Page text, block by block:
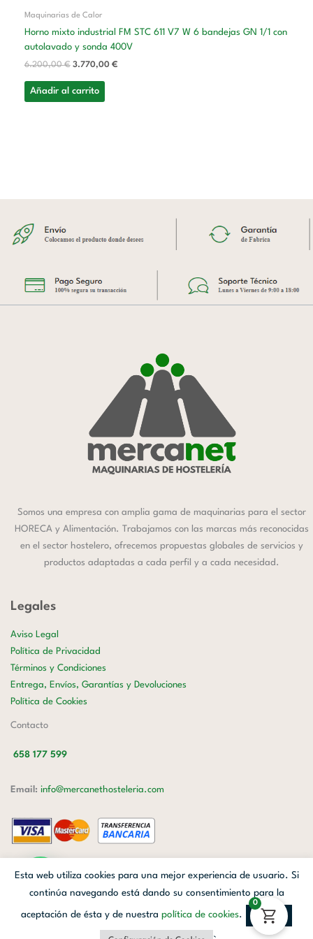
Maquinarias de Calor
Horno mixto industrial FM STC 611 V7 W 6 bandejas GN 1/1 con
autolavado y sonda 400V
6.200,00€ 3.770,00 €
Añadir al carrito
Somos una empresa con amplia gama de maquinarias para el sector
HORECA y Alimentación. Trabajamos con las marcas más reconocidas
en el sector hostelero, ofrecemos propuestas globales de servicios y
productos adaptadas a cada perfil y a cada necesidad.
Legales
Aviso Legal
Política de Privacidad
Términos y Condiciones
Entrega, Envíos, Garantías y Devoluciones
Política de Cookies
Contacto
658 177 599
Email: info@mercanethosteleria.com
Mercanet © 2026.| Diseñado porAvanzada Digital| Webmaster
Facebook Linkedin Instagram
Esta web utiliza cookies para una mejor experiencia de usuario. Si
continúa navegando está dando su consentimiento para la
aceptación de ésta y de nuestra política de cookies. Aceptar
0